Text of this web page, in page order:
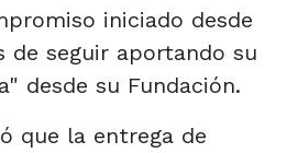
iniciado desde
de seguir aportando su
desde su Fundación.
que la entrega de